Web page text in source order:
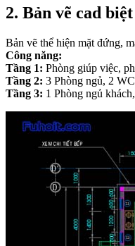
2. Bản vẽ cad
Bản vẽ thể hiện mặt đứng,
Công năng:
Tầng 1: Phòng giúp việc,
Tầng 2: 3 Phòng ngủ, 2
Tầng 3: 1 Phòng ngủ